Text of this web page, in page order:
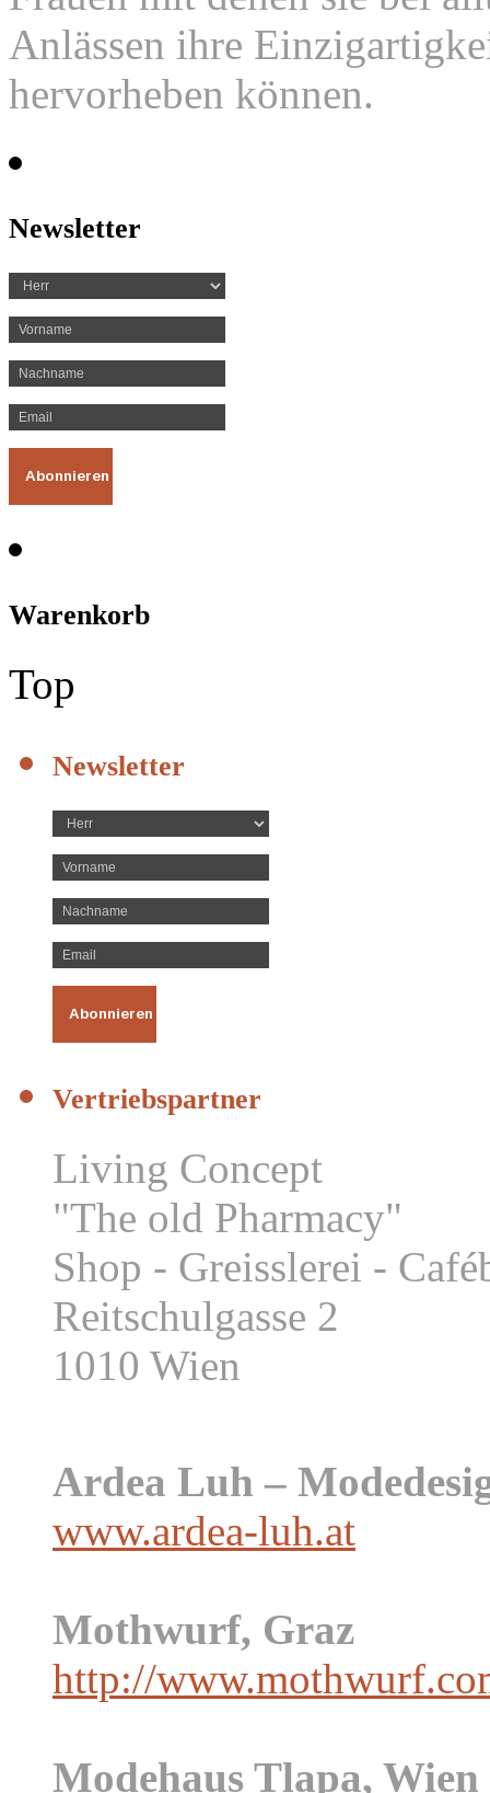
Anlässen ihre
hervorheben können.
Newsletter
Warenkorb
Top
Newsletter
Vertriebspartner
Living Concept
"The old Pharmacy"
Shop - Greisslerei -
Reitschulgasse 2
1010 Wien
Ardea Luh –
www.ardea-luh.at
Mothwurf, Graz
http://
Modehaus Tlapa, Wien